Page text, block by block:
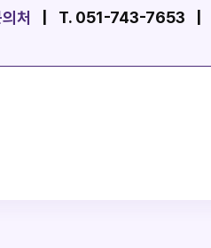
처 | T. 051-743-7653 |